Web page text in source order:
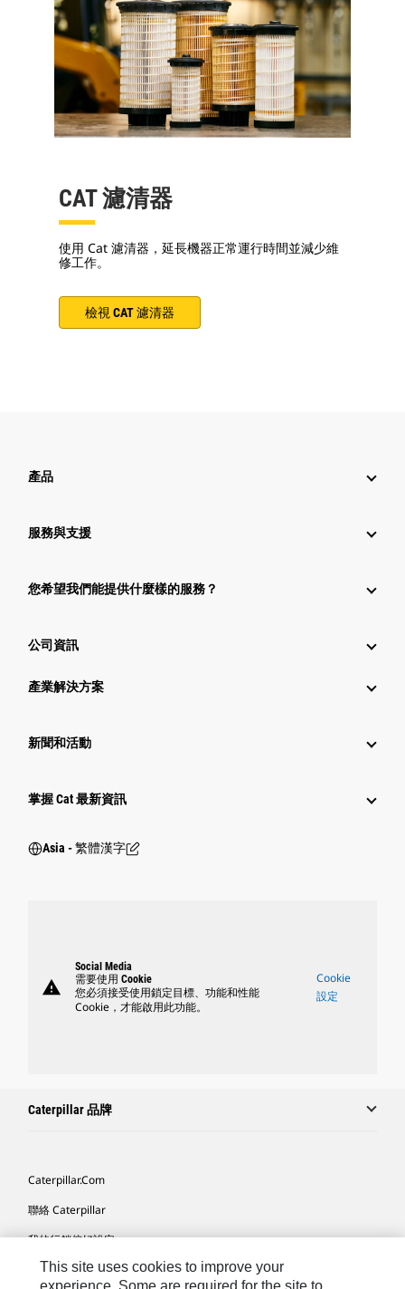
CAT 濾清器
使用 Cat 濾清器，延長機器正常運行時間並減少維
修工作。
檢視 CAT 濾清器
產品
服務與支援
您希望我們能提供什麼樣的服務？
公司資訊
產業解決方案
新聞和活動
掌握 Cat 最新資訊
Asia - 繁體漢字
warning
Social Media
需要使用 Cookie
您必須接受使用鎖定目標、功能和性能
Cookie，才能啟用此功能。
Cookie
設定
Caterpillar 品牌
Caterpillar.com
聯絡 Caterpillar
我的行銷偏好設定
網站地圖
This site uses cookies to improve your
experience. Some are required for the site to